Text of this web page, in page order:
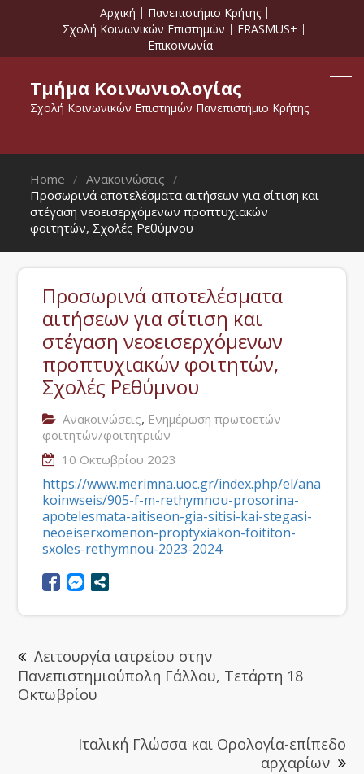
Αρχική
Πανεπιστήμιο Κρήτης
Σχολή Κοινωνικών Επιστημών
ERASMUS+
Επικοινωνία
Τμήμα Κοινωνιολογίας
Σχολή Κοινωνικών Επιστημών Πανεπιστήμιο Κρήτης
Home
Ανακοινώσεις
Προσωρινά αποτελέσματα αιτήσεων για σίτιση και
στέγαση νεοεισερχόμενων προπτυχιακών
φοιτητών, Σχολές Ρεθύμνου
Προσωρινά αποτελέσματα
αιτήσεων για σίτιση και
στέγαση νεοεισερχόμενων
προπτυχιακών φοιτητών,
Σχολές Ρεθύμνου
Ανακοινώσεις, Ενημέρωση πρωτοετών
φοιτητών/φοιτητριών
10 Οκτωβρίου 2023
https://www.merimna.uoc.gr/index.php/el/ana
koinwseis/905-f-m-rethymnou-prosorina-
apotelesmata-aitiseon-gia-sitisi-kai-stegasi-
neoeiserxomenon-proptyxiakon-foititon-
sxoles-rethymnou-2023-2024
Λειτουργία ιατρείου στην
Πανεπιστημιούπολη Γάλλου, Τετάρτη 18
Οκτωβρίου
Ιταλική Γλώσσα και Ορολογία-επίπεδο
αρχαρίων